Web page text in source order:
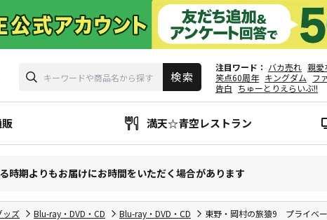
注目ワード バカ売れ 親愛
笑点60周年 キングダム フ
告白 ちゅーとりえらいぶ!!
満天☆青空レストラン
時期よりもお届けにお時間をいただく場合があります
ッズ Blu-ray・DVD・CD Blu-ray・DVD・CD 東野・岡村の旅猿9 プライ